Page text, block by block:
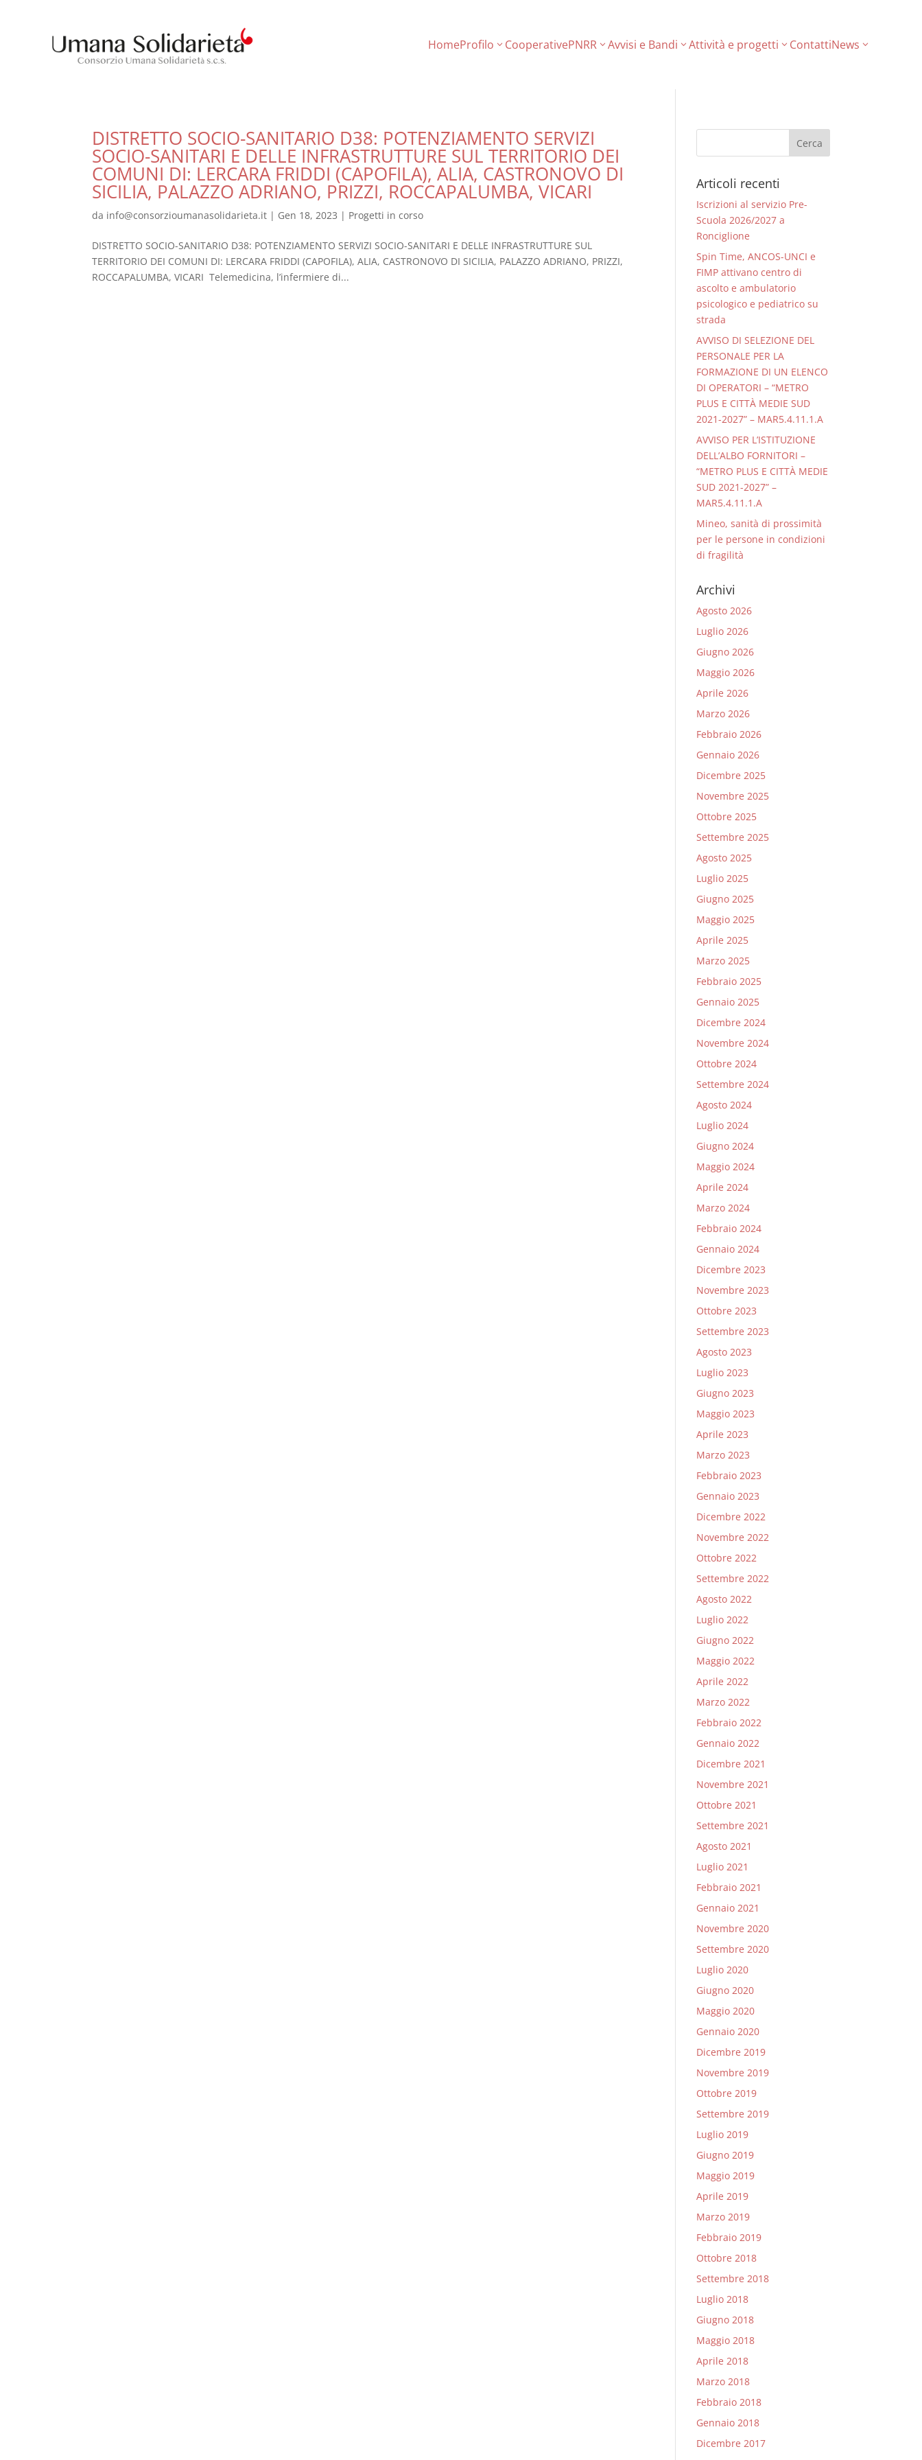
HomeProfilo CooperativePNRR Avvisi e Bandi Attività e progetti ContattiNews
DISTRETTO SOCIO-SANITARIO D38: POTENZIAMENTO SERVIZI
SOCIO-SANITARI E DELLE INFRASTRUTTURE SUL TERRITORIO DEI
COMUNI DI: LERCARA FRIDDI (CAPOFILA), ALIA, CASTRONOVO DI
SICILIA, PALAZZO ADRIANO, PRIZZI, ROCCAPALUMBA, VICARI
da info@consorzioumanasolidarieta.it | Gen 18, 2023 | Progetti in corso
DISTRETTO SOCIO-SANITARIO D38: POTENZIAMENTO SERVIZI SOCIO-SANITARI E DELLE INFRASTRUTTURE SUL
TERRITORIO DEI COMUNI DI: LERCARA FRIDDI (CAPOFILA), ALIA, CASTRONOVO DI SICILIA, PALAZZO ADRIANO, PRIZZI,
ROCCAPALUMBA, VICARI Telemedicina, l’infermiere di...
Articoli recenti
Iscrizioni al servizio Pre-
Scuola 2026/2027 a
Ronciglione
Spin Time, ANCOS-UNCI e
FIMP attivano centro di
ascolto e ambulatorio
psicologico e pediatrico su
strada
AVVISO DI SELEZIONE DEL
PERSONALE PER LA
FORMAZIONE DI UN ELENCO
DI OPERATORI – “METRO
PLUS E CITTÀ MEDIE SUD
2021-2027” – MAR5.4.11.1.A
AVVISO PER L’ISTITUZIONE
DELL’ALBO FORNITORI –
“METRO PLUS E CITTÀ MEDIE
SUD 2021-2027” –
MAR5.4.11.1.A
Mineo, sanità di prossimità
per le persone in condizioni
di fragilità
Archivi
Agosto 2026
Luglio 2026
Giugno 2026
Maggio 2026
Aprile 2026
Marzo 2026
Febbraio 2026
Gennaio 2026
Dicembre 2025
Novembre 2025
Ottobre 2025
Settembre 2025
Agosto 2025
Luglio 2025
Giugno 2025
Maggio 2025
Aprile 2025
Marzo 2025
Febbraio 2025
Gennaio 2025
Dicembre 2024
Novembre 2024
Ottobre 2024
Settembre 2024
Agosto 2024
Luglio 2024
Giugno 2024
Maggio 2024
Aprile 2024
Marzo 2024
Febbraio 2024
Gennaio 2024
Dicembre 2023
Novembre 2023
Ottobre 2023
Settembre 2023
Agosto 2023
Luglio 2023
Giugno 2023
Maggio 2023
Aprile 2023
Marzo 2023
Febbraio 2023
Gennaio 2023
Dicembre 2022
Novembre 2022
Ottobre 2022
Settembre 2022
Agosto 2022
Luglio 2022
Giugno 2022
Maggio 2022
Aprile 2022
Marzo 2022
Febbraio 2022
Gennaio 2022
Dicembre 2021
Novembre 2021
Ottobre 2021
Settembre 2021
Agosto 2021
Luglio 2021
Febbraio 2021
Gennaio 2021
Novembre 2020
Settembre 2020
Luglio 2020
Giugno 2020
Maggio 2020
Gennaio 2020
Dicembre 2019
Novembre 2019
Ottobre 2019
Settembre 2019
Luglio 2019
Giugno 2019
Maggio 2019
Aprile 2019
Marzo 2019
Febbraio 2019
Ottobre 2018
Settembre 2018
Luglio 2018
Giugno 2018
Maggio 2018
Aprile 2018
Marzo 2018
Febbraio 2018
Gennaio 2018
Dicembre 2017